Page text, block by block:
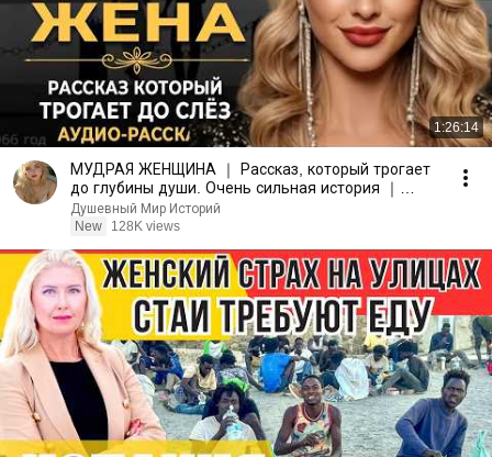
1:26:14
МУДРАЯ ЖЕНЩИНА ｜ Рассказ, который трогает
до глубины души. Очень сильная история ｜
Аудио рассказ.
Душевный Мир Историй
New
128K views